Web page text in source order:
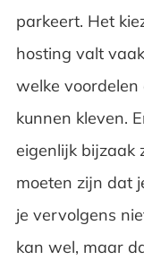
Mailen via
Gratis
afdelingen!
parkeert. Het
hosting valt
welke
kunnen kleven.
eigenlijk bijzaak
moeten zijn dat
je vervolgens
kan wel, maar